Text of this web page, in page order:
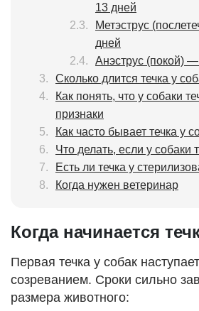
13 дней
Метэструс
дней
Анэструс (покой)
Сколько длится течка у
Как понять, что у собаки
признаки
Как часто бывает течка у
Что делать, если у собаки
Есть ли течка у
Когда нужен ветеринар
Когда начинается
Первая течка у собак
созреванием. Сроки сильно
размера животного: